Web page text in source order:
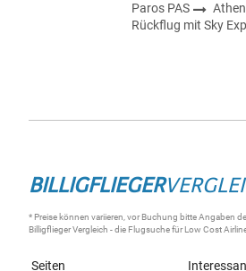
Paros PAS
Rückflug mit Sky
BILLIGFLIEGER
* Preise können variieren, vor Buchung bitte Angaben
BilligfliegerVergleich - die Flugsuchefür Low Cost
Seiten